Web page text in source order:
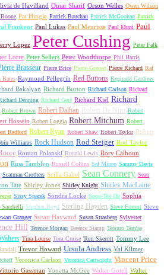
de Havilland Omar Sharif Orson Welles Owen Wilson
Pat Hingle Patrick Bauchau Patrick McGoohan Patrick
Frankeur Paul Lukas Paul Meurisse Paul Muni Paul
Lopez Peter Cushing Peter Falk
Lorre Peter Sellers Peter Woodthorpe Phil Harris
Brasseur Pierre Brice Pierre Grasset Pierre Richard Raf
Bates Raymond Pellegrin Red Buttons Reginald Gardiner
Bakalyan Richard Burton Richard Carlson Richard
Denning Richard Gere Richard Kiel Richard
Robert Brown Robert Dalban Robert De Niro
Robert
Hossein Robert Loggia Robert Mitchum Robert
Redford Robert Ryan Robert Shaw Robert Taylor Robert
Williams Rock Hudson Rod Steiger Rod Taylor
Roman Polanski Ronald Lewis Rory Calhoun
Russ Tamblyn Russell Collins Sal Mineo Sammy Davis
Scatman Crothers Scilla Gabel Sean Connery Sean
Tate Shirley Jones Shirley Knight Shirley MacLaine
Sissy Spacek Sondra Locke Soon-Tek Oh Sophia
Sandrelli Stephen Boyd Sterling Hayden Steve Forrest Steve
Granger Susan Hayward Susan Strasberg Sylvester
Hill Terence Morgan Terence Stamp Tetsuro Tamba
Tina Louise Tom Cruise Tom Skerritt Tommy Lee
Trevor Howard Ursula Andress Val Kilmer
Veronica Carlson Veronica Cartwright Vincent Price
Gassman Vonetta McGee Walter Gotell Walter